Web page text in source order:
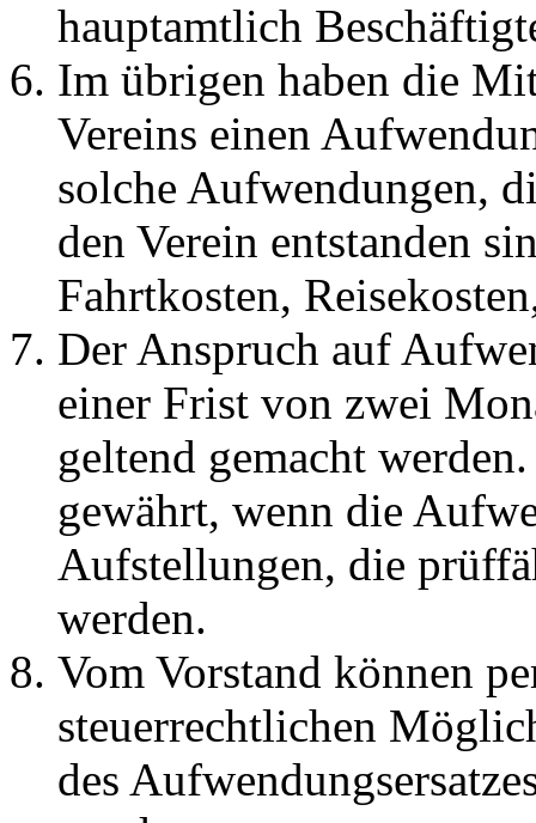
hauptamtlich
Im übrigen haben die
Vereins einen
solche Aufwendungen,
den Verein entstanden
Fahrtkosten,
Der Anspruch auf
einer Frist von zwei
geltend gemacht
gewährt, wenn die
Aufstellungen, die
werden.
Vom Vorstand können
steuerrechtlichen
des